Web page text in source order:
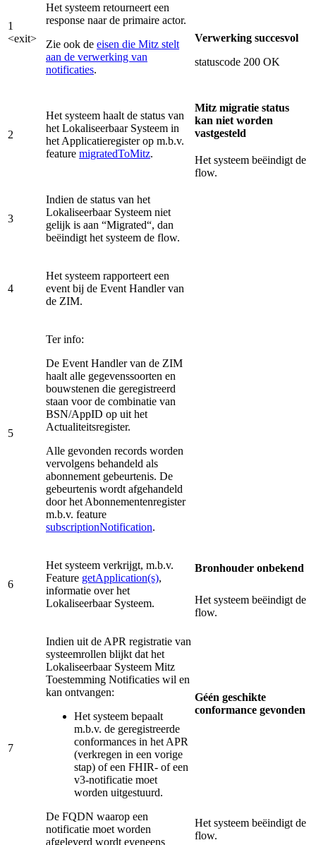
1
<exit>
Het systeem retourneert een
response naar de primaire actor.
Zie ook de eisen die Mitz stelt
aan de verwerking van
notificaties.
Verwerking succesvol
statuscode 200 OK
2
Het systeem haalt de status van
het Lokaliseerbaar Systeem in
het Applicatieregister op m.b.v.
feature migratedToMitz.
Mitz migratie status
kan niet worden
vastgesteld
Het systeem beëindigt de
flow.
3
Indien de status van het
Lokaliseerbaar Systeem niet
gelijk is aan “Migrated“, dan
beëindigt het systeem de flow.
4
Het systeem rapporteert een
event bij de Event Handler van
de ZIM.
5
Ter info:
De Event Handler van de ZIM
haalt alle gegevenssoorten en
bouwstenen die geregistreerd
staan voor de combinatie van
BSN/AppID op uit het
Actualiteitsregister.
Alle gevonden records worden
vervolgens behandeld als
abonnement gebeurtenis. De
gebeurtenis wordt afgehandeld
door het Abonnementenregister
m.b.v. feature
subscriptionNotification.
6
Het systeem verkrijgt, m.b.v.
Feature getApplication(s),
informatie over het
Lokaliseerbaar Systeem.
Bronhouder onbekend
Het systeem beëindigt de
flow.
7
Indien uit de APR registratie van
systeemrollen blijkt dat het
Lokaliseerbaar Systeem Mitz
Toestemming Notificaties wil en
kan ontvangen:
Het systeem bepaalt
m.b.v. de geregistreerde
conformances in het APR
(verkregen in een vorige
stap) of een FHIR- of een
v3-notificatie moet
worden uitgestuurd.
De FQDN waarop een
notificatie moet worden
afgeleverd wordt eveneens
Géén geschikte
conformance gevonden
Het systeem beëindigt de
flow.